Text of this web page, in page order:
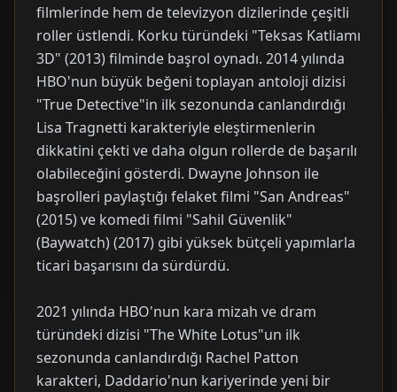
filmlerinde hem de televizyon dizilerinde çeşitli
roller üstlendi. Korku türündeki "Teksas Katliamı
3D" (2013) filminde başrol oynadı. 2014 yılında
HBO'nun büyük beğeni toplayan antoloji dizisi
"True Detective"in ilk sezonunda canlandırdığı
Lisa Tragnetti karakteriyle eleştirmenlerin
dikkatini çekti ve daha olgun rollerde de başarılı
olabileceğini gösterdi. Dwayne Johnson ile
başrolleri paylaştığı felaket filmi "San Andreas"
(2015) ve komedi filmi "Sahil Güvenlik"
(Baywatch) (2017) gibi yüksek bütçeli yapımlarla
ticari başarısını da sürdürdü.
2021 yılında HBO'nun kara mizah ve dram
türündeki dizisi "The White Lotus"un ilk
sezonunda canlandırdığı Rachel Patton
karakteri, Daddario'nun kariyerinde yeni bir